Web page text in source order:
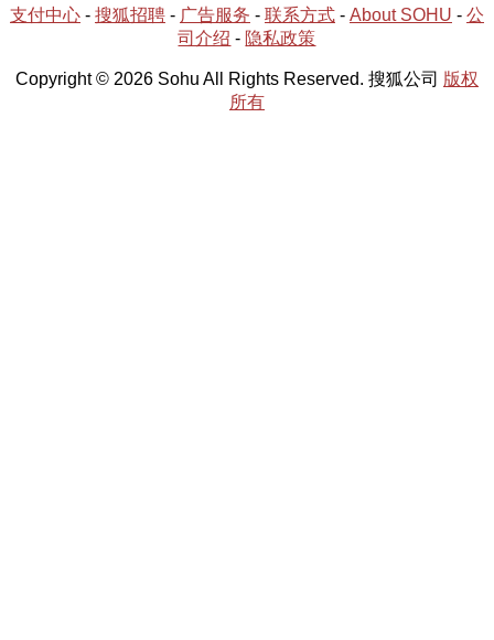
支付中心 - 搜狐招聘 - 广告服务 - 联系方式 - About SOHU - 公
司介绍 - 隐私政策
Copyright © 2026 Sohu All Rights Reserved. 搜狐公司 版权
所有